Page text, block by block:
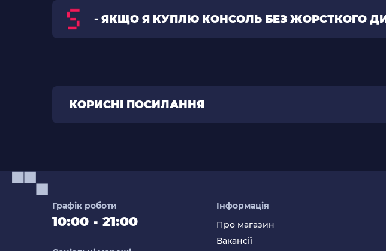
- ЯКЩО Я КУПЛЮ КОНСОЛЬ БЕЗ ЖОРСТКОГО
КОРИСНІ ПОСИЛАННЯ
Графік роботи
10:00 - 21:00
Інформація
Про магазин
Вакансії